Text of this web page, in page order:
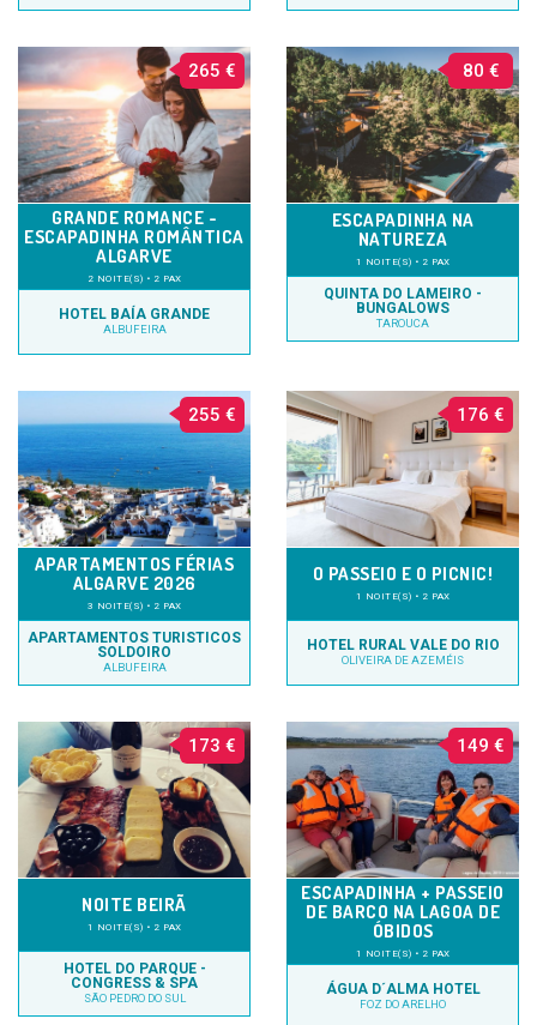
265 €
GRANDE ROMANCE -
ESCAPADINHA ROMÂNTICA
ALGARVE
2 NOITE(S) • 2 PAX
HOTEL BAÍA GRANDE
ALBUFEIRA
80 €
ESCAPADINHA NA
NATUREZA
1 NOITE(S) • 2 PAX
QUINTA DO LAMEIRO -
BUNGALOWS
TAROUCA
255 €
APARTAMENTOS FÉRIAS
ALGARVE 2026
3 NOITE(S) • 2 PAX
APARTAMENTOS TURISTICOS
SOLDOIRO
ALBUFEIRA
176 €
O PASSEIO E O PICNIC!
1 NOITE(S) • 2 PAX
HOTEL RURAL VALE DO RIO
OLIVEIRA DE AZEMÉIS
173 €
NOITE BEIRÃ
1 NOITE(S) • 2 PAX
HOTEL DO PARQUE -
CONGRESS & SPA
SÃO PEDRO DO SUL
149 €
ESCAPADINHA + PASSEIO
DE BARCO NA LAGOA DE
ÓBIDOS
1 NOITE(S) • 2 PAX
ÁGUA D´ALMA HOTEL
FOZ DO ARELHO